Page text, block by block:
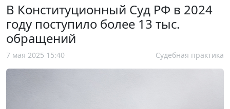
В Конституционный Суд РФ в 2024
году поступило более 13 тыс.
обращений
7 мая 2025 15:40 Судебная практика